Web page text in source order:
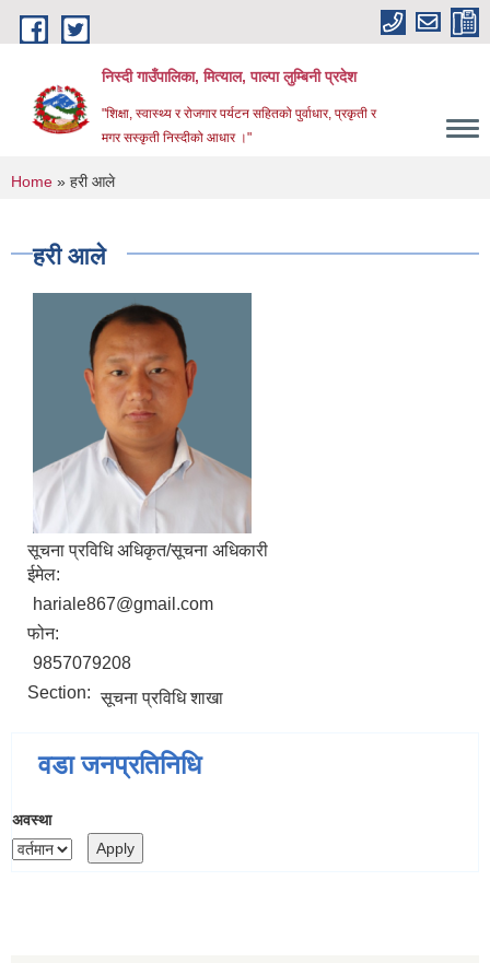
Skip to main content
निस्दी गाउँपालिका, मित्याल, पाल्पा लुम्बिनी प्रदेश
"शिक्षा, स्वास्थ्य र रोजगार पर्यटन सहितको पुर्वाधार, प्रकृती र
मगर सस्कृती निस्दीको आधार ।"
You are here
Home » हरी आले
हरी आले
सूचना प्रविधि अधिकृत/सूचना अधिकारी
ईमेल:
hariale867@gmail.com
फोन:
9857079208
Section: सूचना प्रविधि शाखा
वडा जनप्रतिनिधि
अवस्था